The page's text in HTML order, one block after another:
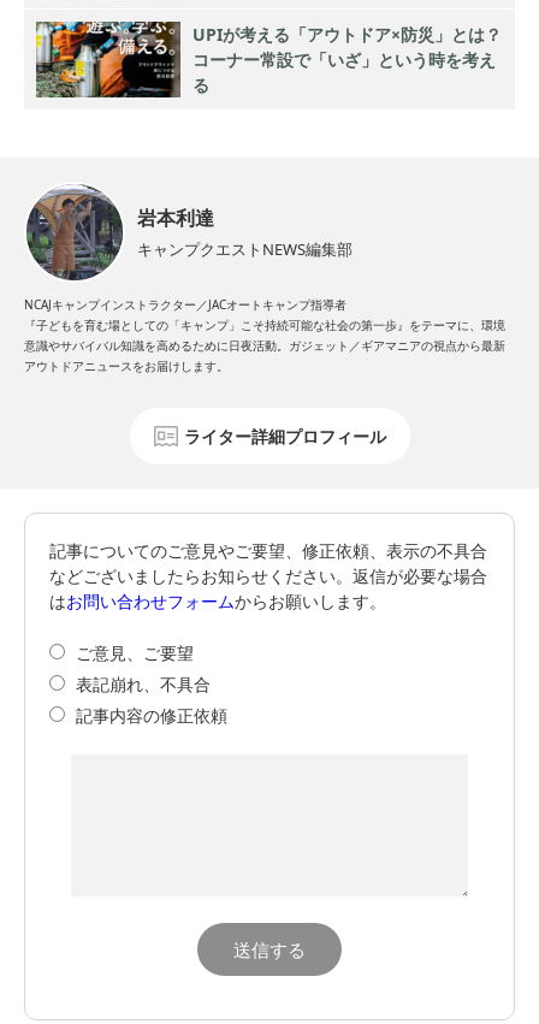
UPIが考える「アウトドア×防災」とは？
コーナー常設で「いざ」という時を考え
る
岩本利達
キャンプクエストNEWS編集部
NCAJキャンプインストラクター／JACオートキャンプ指導者
『子どもを育む場としての「キャンプ」こそ持続可能な社会の第一歩』をテーマに、環境
意識やサバイバル知識を高めるために日夜活動。ガジェット／ギアマニアの視点から最新
アウトドアニュースをお届けします。
ライター詳細プロフィール
記事についてのご意見やご要望、修正依頼、表示の不具合
などございましたらお知らせください。返信が必要な場合
はお問い合わせフォームからお願いします。
ご意見、ご要望
表記崩れ、不具合
記事内容の修正依頼